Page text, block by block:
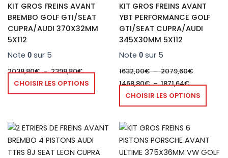
KIT GROS FREINS AVANT
BREMBO GOLF GTI/SEAT
CUPRA/AUDI 370X32MM
5X112
Note 0 sur 5
2038,80€–2398,80€
CHOISIR LES OPTIONS
options
peuvent
choisies
sur
page
produit
KIT GROS FREINS AVANT
YBT PERFORMANCE GOLF
GTI/SEAT CUPRA/AUDI
345X30MM 5X112
Note 0 sur 5
1632,00€–2079,60€
1468,80€–1871,64€
CHOISIR LES OPTIONS
la
du
Ce
produit
a